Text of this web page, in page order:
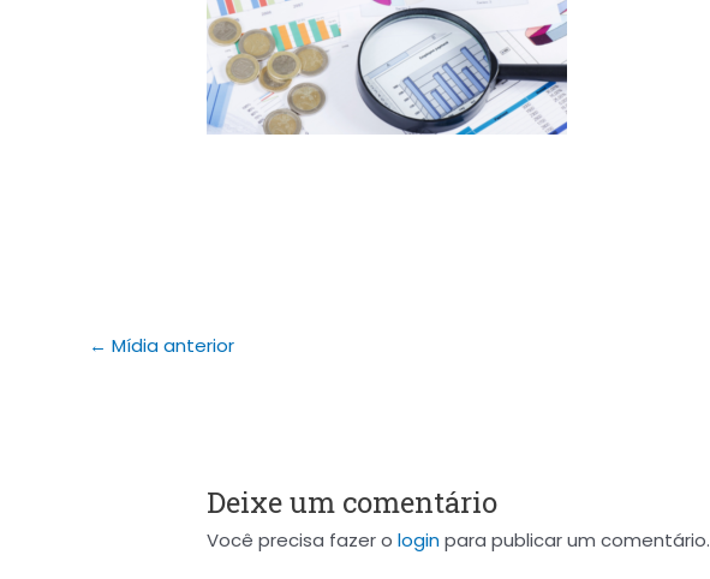
← Mídia anterior
Deixe um comentário
Você precisa fazer ologinpara publicar um comentário.